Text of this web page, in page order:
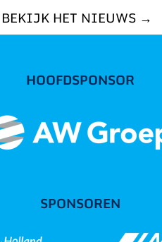
BEKIJK HET NIEUWS →
HOOFDSPONSOR
SPONSOREN